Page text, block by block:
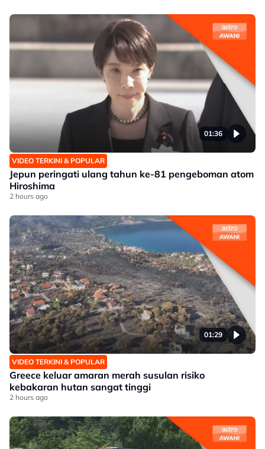
01:36
VIDEO TERKINI & POPULAR
Jepun peringati ulang tahun ke-81 pengeboman atom
Hiroshima
2 hours ago
01:29
VIDEO TERKINI & POPULAR
Greece keluar amaran merah susulan risiko
kebakaran hutan sangat tinggi
2 hours ago